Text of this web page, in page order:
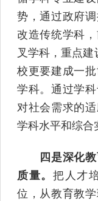
势，通过政府
改造传统学科
叉学科，重点建
校更要建成一
学科。通过学
对社会需求的
学科水平和综合
四是深化
质量。 把人才
位，从教育教